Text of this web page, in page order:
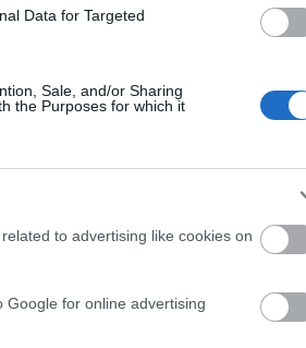
Data for Targeted
Sale, and/or Sharing
the Purposes for which it
to advertising like cookies on
Google for online advertising
을 상상해 보세요. 달콤한 과즙이 턱을
정원사라도 집에서 수박을 키우는 건
이드
이 감귤나무는 미국 전역의 정원에 사
파티오 공간을 가꾸든, 귤 재배는 수확